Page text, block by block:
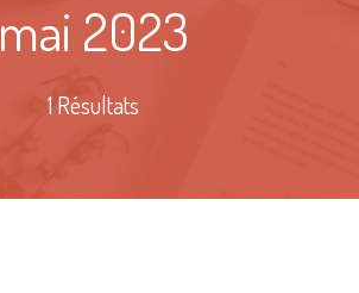
mai 2023
1 Résultats